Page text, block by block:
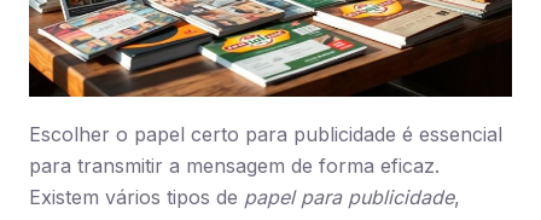
Escolher o papel certo para publicidade é essencial
para transmitir a mensagem de forma eficaz.
Existem vários tipos de papel para publicidade,